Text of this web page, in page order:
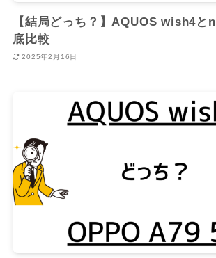
【結局どっち？】AQUOS wish4
底比較
2025年2月16日